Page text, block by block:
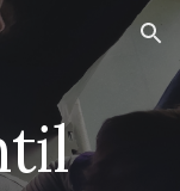
Skip to navigation